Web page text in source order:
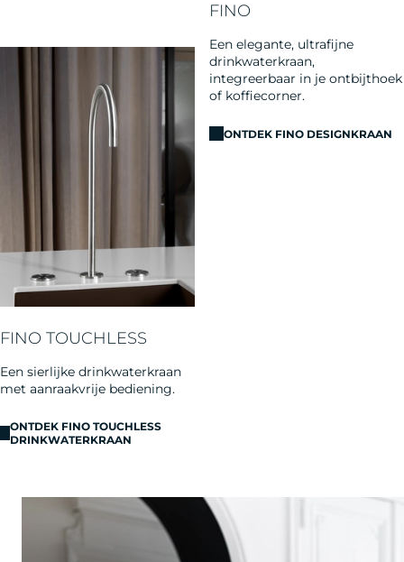
FINO
Een elegante, ultrafijne
drinkwaterkraan,
integreerbaar in je ontbijthoek
of koffiecorner.
ONTDEK FINO DESIGNKRAAN
FINO TOUCHLESS
Een sierlijke drinkwaterkraan
met aanraakvrije bediening.
ONTDEK FINO TOUCHLESS
DRINKWATERKRAAN